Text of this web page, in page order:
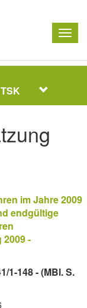
im Jahre 2009
endgültige
-
1-148 - (MBl. S.